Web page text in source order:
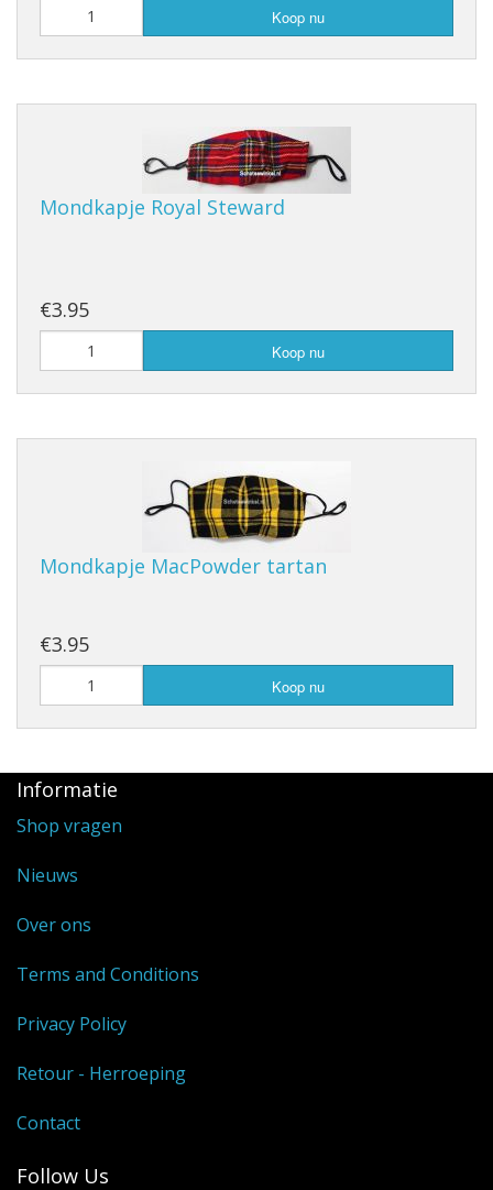
Koop nu
Mondkapje Royal Steward
€3.95
Koop nu
Mondkapje MacPowder tartan
€3.95
Koop nu
Informatie
Shop vragen
Nieuws
Over ons
Terms and Conditions
Privacy Policy
Retour - Herroeping
Contact
Follow Us